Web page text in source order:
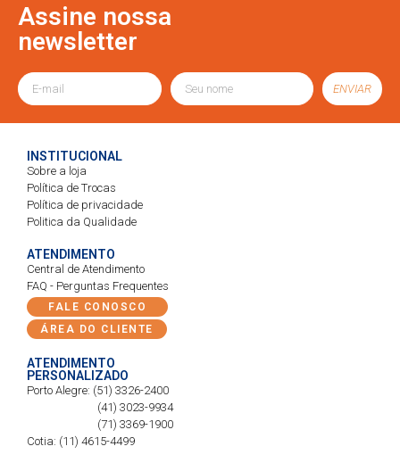
Assine nossa
newsletter
ENVIAR
INSTITUCIONAL
Sobre a loja
Política de Trocas
Política de privacidade
Politica da Qualidade
ATENDIMENTO
Central de Atendimento
FAQ - Perguntas Frequentes
FALE CONOSCO
ÁREA DO CLIENTE
ATENDIMENTO
PERSONALIZADO
Porto Alegre: (51) 3326-2400
(41) 3023-9934
(71) 3369-1900
Cotia: (11) 4615-4499